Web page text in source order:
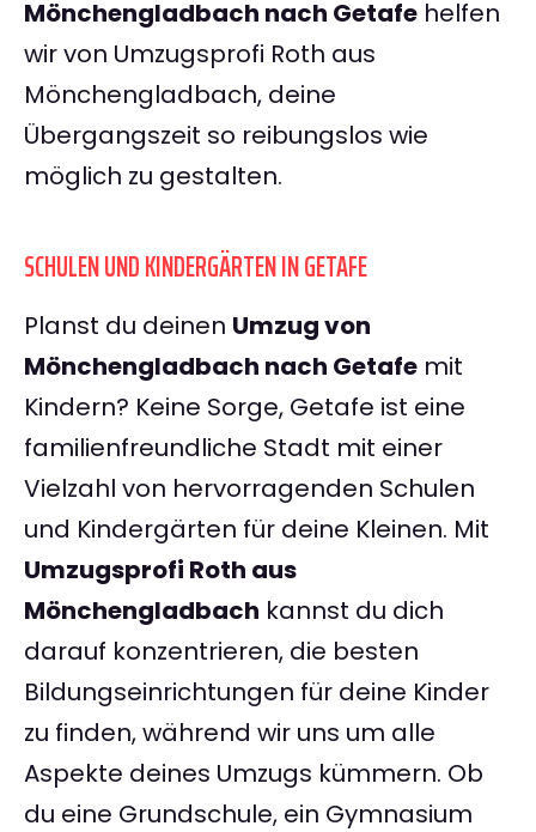
Mönchengladbach nach Getafe helfen
wir von Umzugsprofi Roth aus
Mönchengladbach, deine
Übergangszeit so reibungslos wie
möglich zu gestalten.
SCHULEN UND KINDERGÄRTEN IN GETAFE
Planst du deinen Umzug von
Mönchengladbach nach Getafe mit
Kindern? Keine Sorge, Getafe ist eine
familienfreundliche Stadt mit einer
Vielzahl von hervorragenden Schulen
und Kindergärten für deine Kleinen. Mit
Umzugsprofi Roth aus
Mönchengladbach kannst du dich
darauf konzentrieren, die besten
Bildungseinrichtungen für deine Kinder
zu finden, während wir uns um alle
Aspekte deines Umzugs kümmern. Ob
du eine Grundschule, ein Gymnasium